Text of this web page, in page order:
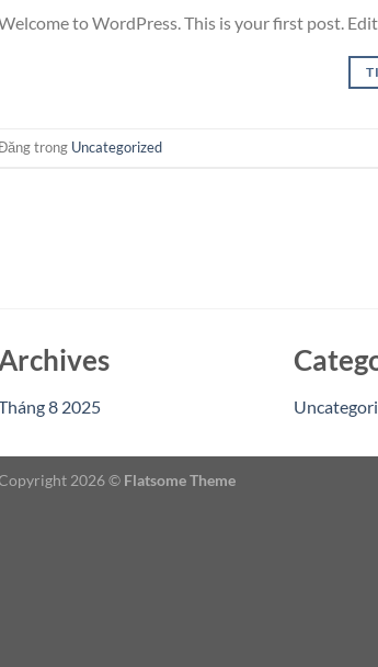
to WordPress. This is your first post.
trong Uncategorized
Archives
8 2025
2026 © Flatsome Theme